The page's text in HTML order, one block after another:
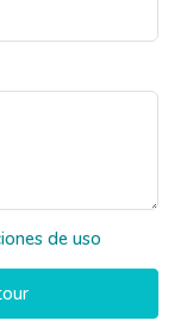
de uso